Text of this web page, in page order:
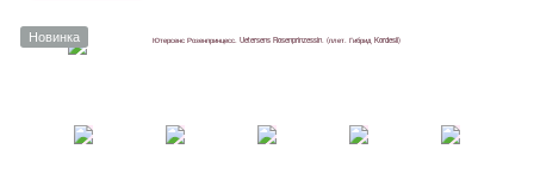
Новинка